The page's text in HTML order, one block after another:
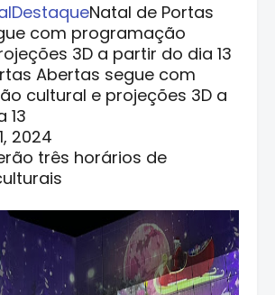
DestaqueNatal de Portas
com programação
3D a partir do dia 13
Abertas segue com
cultural e projeções 3D a
13
2024
três horários de